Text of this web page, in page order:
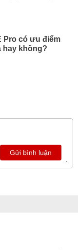
Pro có ưu điểm
hay không?
Gửi bình luận